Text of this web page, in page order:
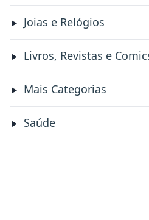
Joias e Relógios
Livros, Revistas e
Mais Categorias
Saúde